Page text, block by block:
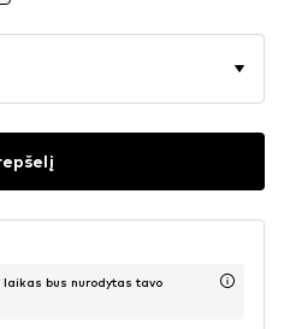
bus nurodytas tavo